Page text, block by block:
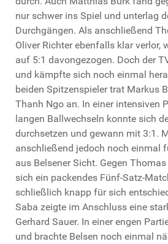
nur schwer ins Spiel und unterlag
Durchgängen. Als anschließend
Oliver Richter ebenfalls klar verlor,
auf 5:1 davongezogen. Doch der
und kämpfte sich noch einmal
beiden Spitzenspieler trat Markus
Thanh Ngo an. In einer intensiven
langen Ballwechseln konnte sich
durchsetzen und gewann mit 3:1.
anschließend jedoch noch einmal
aus Belsener Sicht. Gegen
sich ein packendes Fünf-Satz-
schließlich knapp für sich
Saba zeigte im Anschluss eine
Gerhard Sauer. In einer engen
und brachte Belsen noch einmal